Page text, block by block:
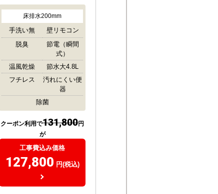
床排水200mm
手洗い無
壁リモコン
脱臭
節電（瞬間
式）
温風乾燥
節水大4.8L
フチレス
汚れにくい便
器
除菌
クーポン利用で131,800円
が
工事費込み価格
127,800 円(税込)